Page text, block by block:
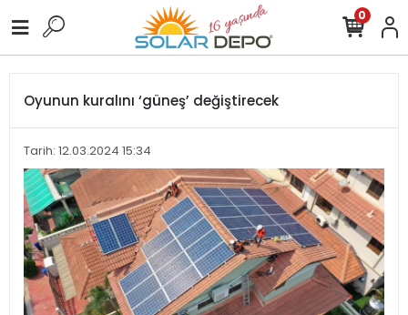
0
Oyunun kuralını ‘güneş’ değiştirecek
Tarih: 12.03.2024 15:34